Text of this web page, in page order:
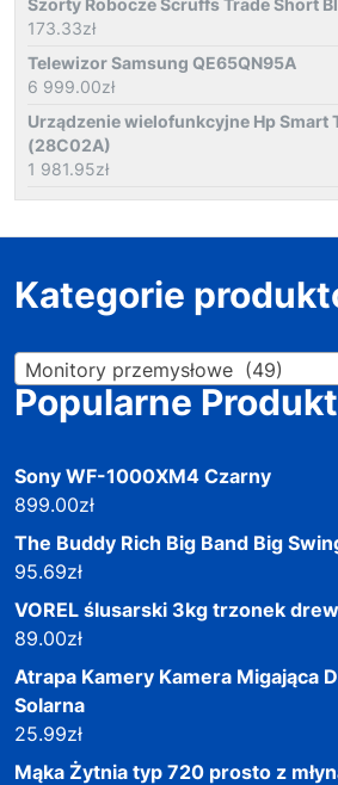
Szorty Robocze Scruffs Trade Short
173.33zł
Telewizor Samsung QE65QN95A
6 999.00zł
Urządzenie wielofunkcyjne Hp Smart
(28C02A)
1 981.95zł
Kategorie
Monitory przemysłowe (49)
Popularne
Sony WF-1000XM4 Czarny
899.00zł
The Buddy Rich Big Band Big
95.69zł
VOREL ślusarski 3kg trzonek
89.00zł
Atrapa Kamery Kamera Migająca
Solarna
25.99zł
Mąka Żytnia typ 720 prosto z